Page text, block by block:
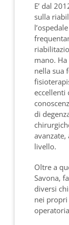
E’ dal
sulla
mano.
nella sua
eccellenti
di
livello.
Oltre a
Savona,
diversi
nei